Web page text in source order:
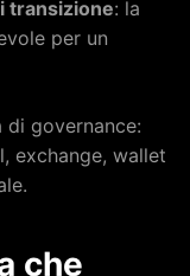
transizione: la
per un
di governance:
exchange, wallet
che